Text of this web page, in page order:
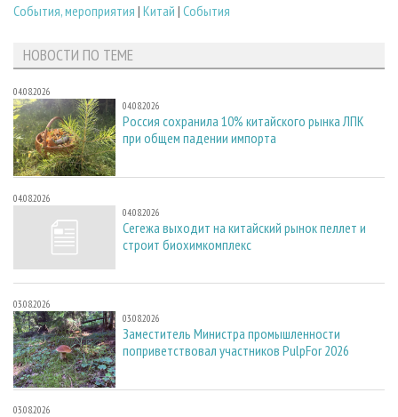
События, мероприятия | Китай | События
НОВОСТИ ПО ТЕМЕ
04.08.2026
04.08.2026
Россия сохранила 10% китайского рынка ЛПК
при общем падении импорта
04.08.2026
04.08.2026
Сегежа выходит на китайский рынок пеллет и
строит биохимкомплекс
03.08.2026
03.08.2026
Заместитель Министра промышленности
поприветствовал участников PulpFor 2026
03.08.2026